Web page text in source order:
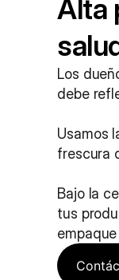
Alta
Los
debe
Usamos
frescura
Bajo la
tus